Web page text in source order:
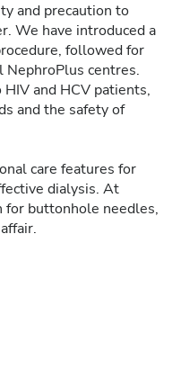
and precaution to
We have introduced a
followed for
NephroPlus centres.
and HCV patients,
and the safety of
care features for
dialysis. At
for buttonhole needles,